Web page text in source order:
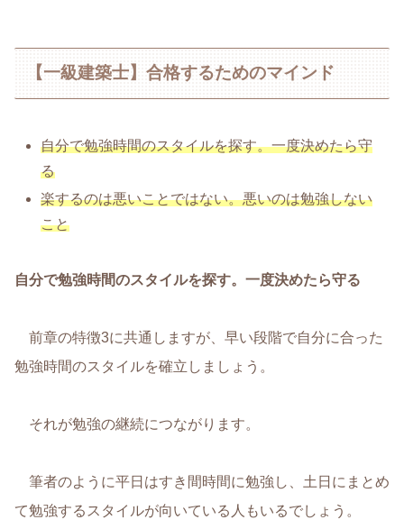
【一級建築士】合格するためのマインド
自分で勉強時間のスタイルを探す。一度決めたら守
る
楽するのは悪いことではない。悪いのは勉強しない
こと
自分で勉強時間のスタイルを探す。一度決めたら守る
前章の特徴3に共通しますが、早い段階で自分に合った
勉強時間のスタイルを確立しましょう。
それが勉強の継続につながります。
筆者のように平日はすき間時間に勉強し、土日にまとめ
て勉強するスタイルが向いている人もいるでしょう。